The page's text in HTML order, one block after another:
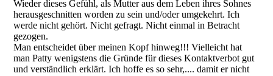
Wieder dieses Gefühl, als Mutter aus dem Leben ihres Sohnes
herausgeschnitten worden zu sein und/oder umgekehrt. Ich
werde nicht gehört. Nicht gefragt. Nicht einmal in Betracht
gezogen.
Man entscheidet über meinen Kopf hinweg!!! Vielleicht hat
man Patty wenigstens die Gründe für dieses Kontaktverbot gut
und verständlich erklärt. Ich hoffe es so sehr,.... damit er nicht